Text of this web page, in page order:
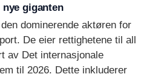
giganten
dominerende aktøren for
De eier rettighetene til all
av Det internasjonale
til 2026. Dette inkluderer